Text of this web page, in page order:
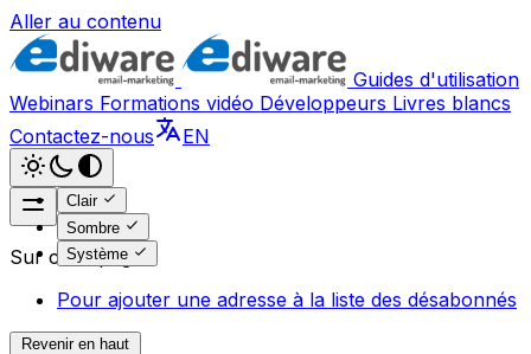
Aller au contenu
Guides d'utilisation
Webinars Formations vidéo Développeurs Livres blancs
Contactez-nous
EN
Clair
Sombre
Système
Sur cette page
Pour ajouter une adresse à la liste des désabonnés
Revenir en haut